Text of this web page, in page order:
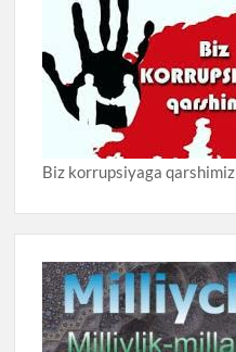
Biz korrupsiyaga qarshimiz